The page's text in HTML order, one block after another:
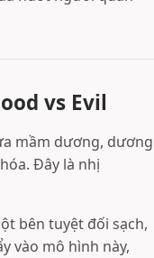
vs Evil
mầm dương, dương
Đây là nhị
bên tuyệt đối sạch,
vào mô hình này,